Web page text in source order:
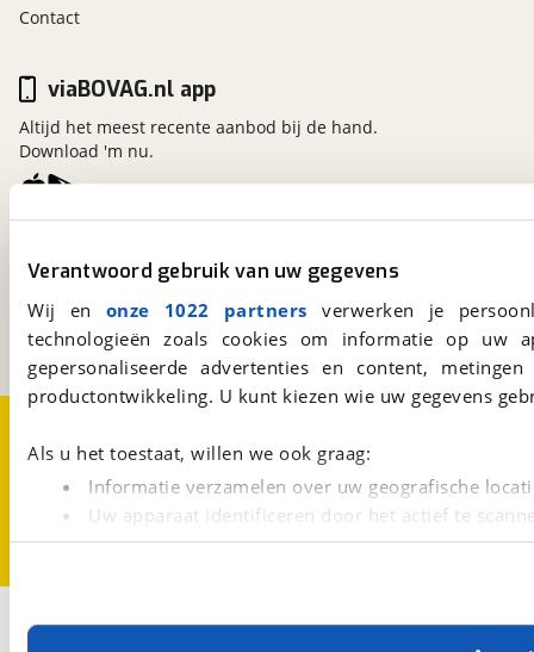
Verantwoord gebruik van uw gegevens
Wij en onze 1022 partners verwerken je
technologieën zoals cookies om informatie op
gepersonaliseerde advertenties en content,
productontwikkeling. U kunt kiezen wie uw gegevens
Als u het toestaat, willen we ook graag:
Informatie verzamelen over uw geografische
Uw apparaat identificeren door het actief te
Lees meer over hoe uw persoonlijke gegevens worden
Met cookies en vergelijkbare technieken zorgen we
Contact
Kosterijland15
Een initiatief van
BOVAG
viaBOVAG.nl app
Altijd het meest recente aanbod bij de hand.
Download 'm nu.
CookievoorkeurenVacatures